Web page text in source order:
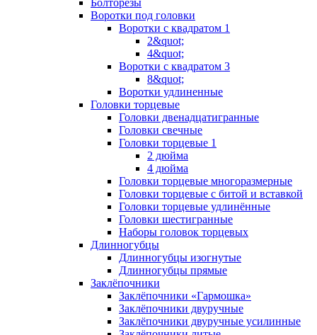
Болторезы
Воротки под головки
Воротки с квадратом 1
2&quot;
4&quot;
Воротки с квадратом 3
8&quot;
Воротки удлиненные
Головки торцевые
Головки двенадцатигранные
Головки свечные
Головки торцевые 1
2 дюйма
4 дюйма
Головки торцевые многоразмерные
Головки торцевые с битой и вставкой
Головки торцевые удлинённые
Головки шестигранные
Наборы головок торцевых
Длинногубцы
Длинногубцы изогнутые
Длинногубцы прямые
Заклёпочники
Заклёпочники «Гармошка»
Заклёпочники двуручные
Заклёпочники двуручные усилинные